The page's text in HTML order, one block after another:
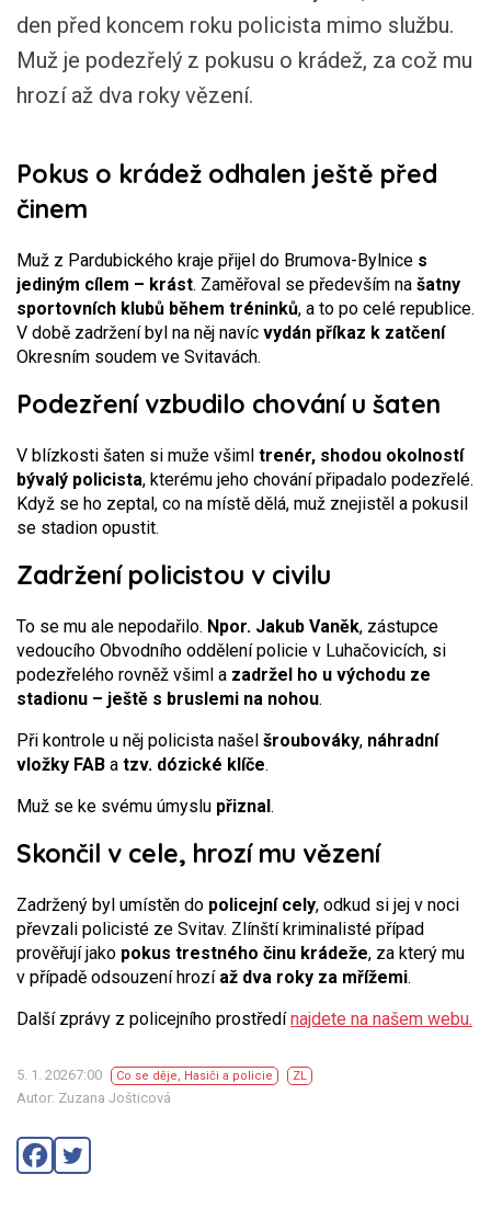
den před koncem roku policista mimo službu.
Muž je podezřelý z pokusu o krádež, za což mu
hrozí až dva roky vězení.
Pokus o krádež odhalen ještě před
činem
Muž z Pardubického kraje přijel do Brumova-Bylnice s
jediným cílem – krást. Zaměřoval se především na šatny
sportovních klubů během tréninků, a to po celé republice.
V době zadržení byl na něj navíc vydán příkaz k zatčení
Okresním soudem ve Svitavách.
Podezření vzbudilo chování u šaten
V blízkosti šaten si muže všiml trenér, shodou okolností
bývalý policista, kterému jeho chování připadalo podezřelé.
Když se ho zeptal, co na místě dělá, muž znejistěl a pokusil
se stadion opustit.
Zadržení policistou v civilu
To se mu ale nepodařilo. Npor. Jakub Vaněk, zástupce
vedoucího Obvodního oddělení policie v Luhačovicích, si
podezřelého rovněž všiml a zadržel ho u východu ze
stadionu – ještě s bruslemi na nohou.
Při kontrole u něj policista našel šroubováky, náhradní
vložky FAB a tzv. dózické klíče.
Muž se ke svému úmyslu přiznal.
Skončil v cele, hrozí mu vězení
Zadržený byl umístěn do policejní cely, odkud si jej v noci
převzali policisté ze Svitav. Zlínští kriminalisté případ
prověřují jako pokus trestného činu krádeže, za který mu
v případě odsouzení hrozí až dva roky za mřížemi.
Další zprávy z policejního prostředínajdete na našem webu.
5. 1. 20267:00 Co se děje, Hasiči a policie ZL
Autor: Zuzana Jošticová